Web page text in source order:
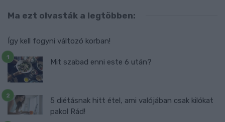
Ma ezt olvasták a legtöbben:
Így kell fogyni változó korban!
Mit szabad enni este 6 után?
5 diétásnak hitt étel, ami valójában csak kilókat
pakol Rád!